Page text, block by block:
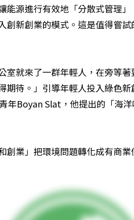
能源進行有效地「分散式管理
創新創業的模式。這是值得嘗試
室就來了一群年輕人，在旁等
期待。」引導年輕人投入綠色
年Boyan Slat，他提出的「海
創業」把環境問題轉化成有商業